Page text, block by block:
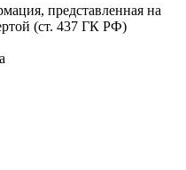
представленная на
(ст. 437 ГК РФ)